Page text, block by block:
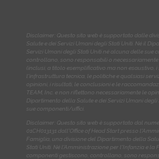
Disclaimer: Questo sito web è supportato dalle
Salute e dei Servizi Umani degli Stati Uniti. Né il
Servizi Umani degli Stati Uniti né alcuna delle sue
controllano, sono responsabili o
(inclusi, a titolo esemplificativo ma non esaustivo, i
l'infrastruttura tecnica, le politiche e qualsiasi
opinioni, i risultati, le conclusioni e le
TEAM, Inc. e non riflettono necessariamente le
Dipartimento della Salute e dei Servizi Umani
sue componenti/uffici.
Disclaimer: Questo sito web è supportato dal
01CH013131 dall'Office of Head Start presso
Famiglia, una divisione del Dipartimento della
Stati Uniti. Né l'Amministrazione per l'Infanzia e la
componenti gestiscono, controllano, sono